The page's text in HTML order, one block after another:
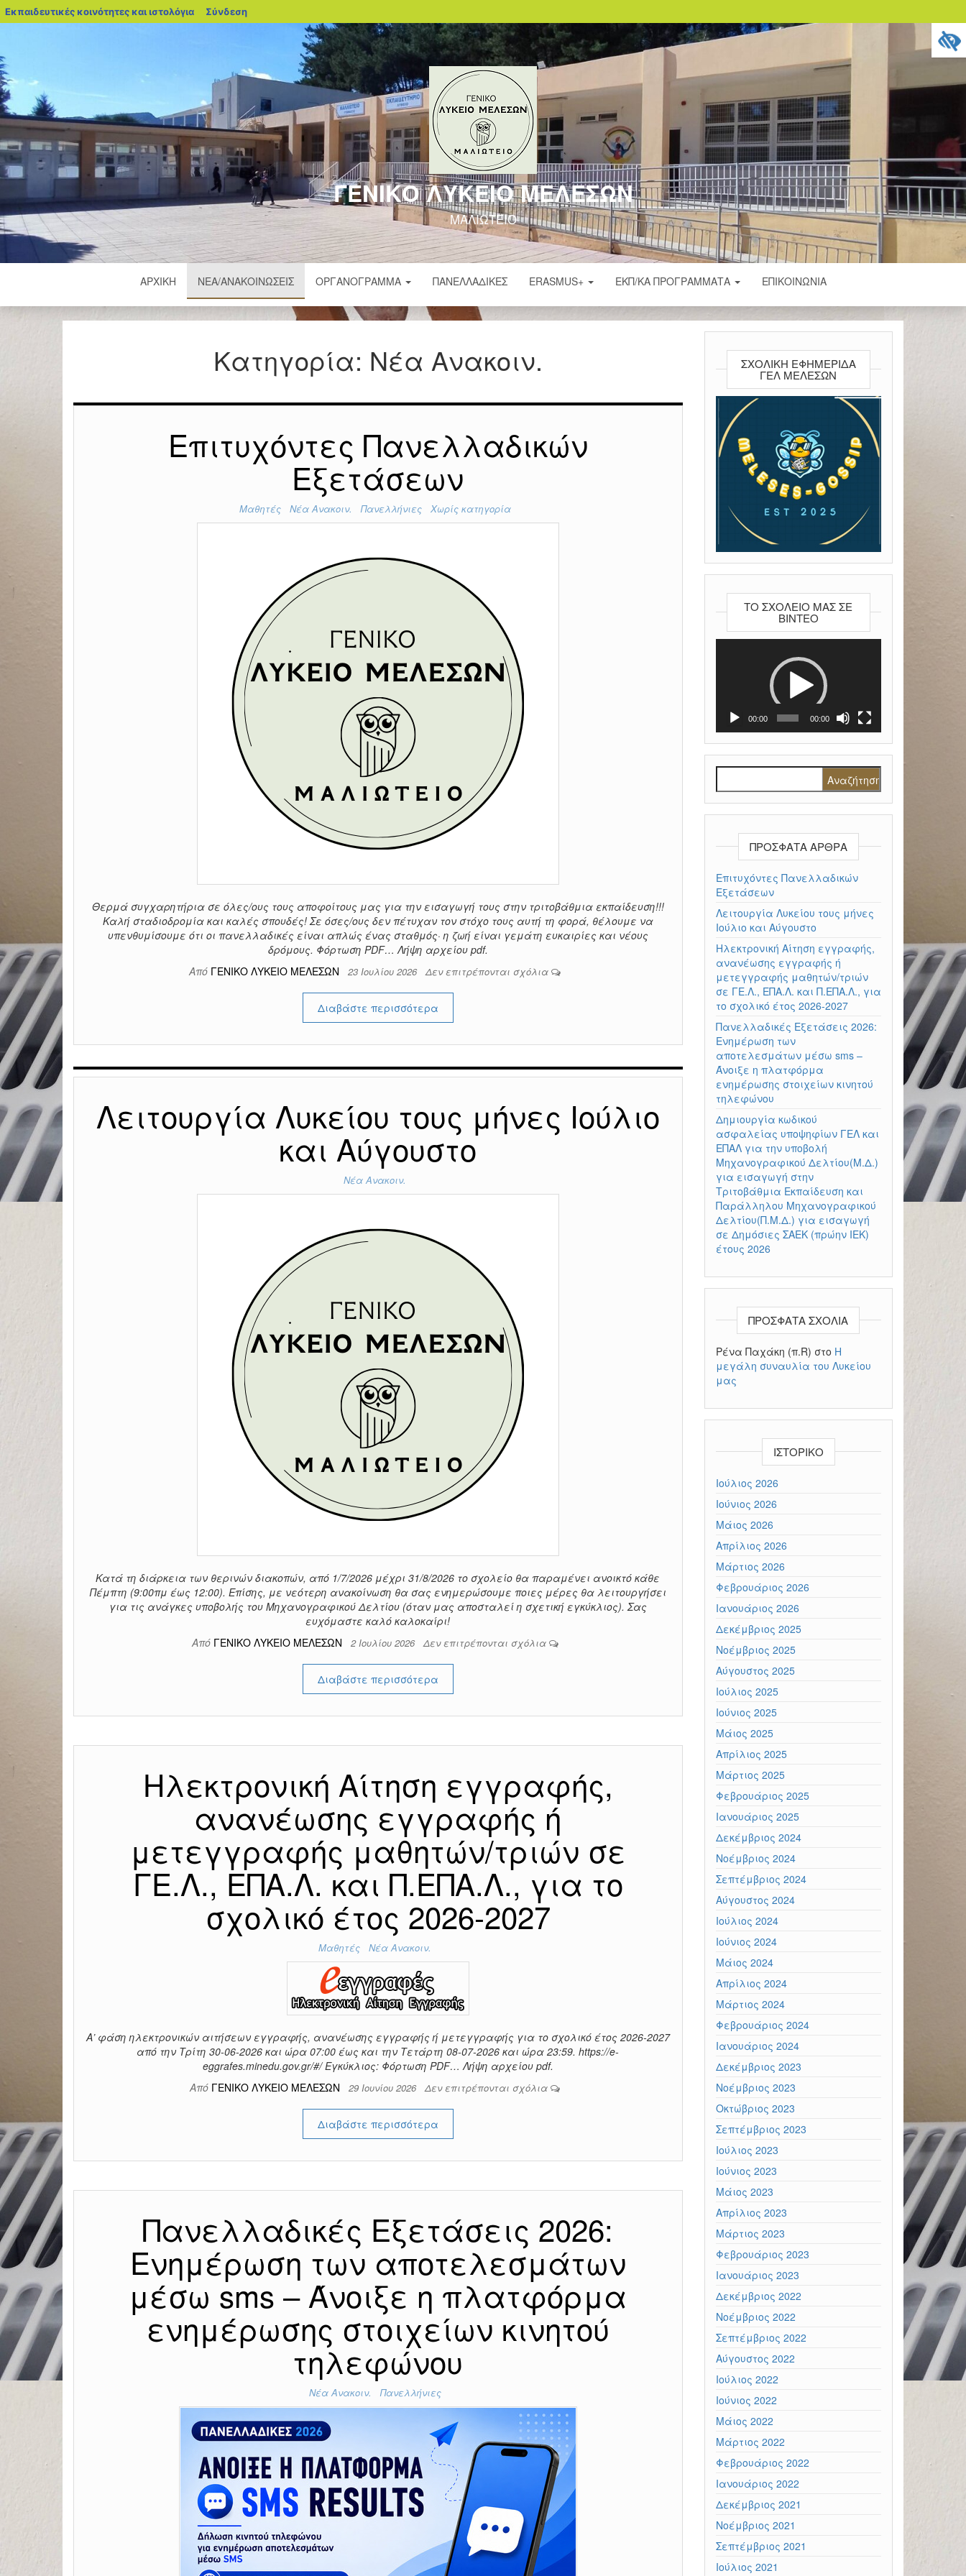
Εκπαιδευτικές κοινότητες και ιστολόγια blogs.sch.gr
Σύνδεση
ΓΕΝΙΚΟ ΛΥΚΕΙΟ ΜΕΛΕΣΩΝ
ΜΑΛΙΩΤΕΙΟ
ΑΡΧΙΚΉ ΝΈΑ/ΑΝΑΚΟΙΝΏΣΕΙΣ ΟΡΓΑΝΌΓΡΑΜΜΑ ΠΑΝΕΛΛΑΔΙΚΈΣ ERASMUS+ ΕΚΠ/ΚΑ ΠΡΟΓΡΑΜΜΑΤΑ ΕΠΙΚΟΙΝΩΝΊΑ
Κατηγορία: Νέα Ανακοιν.
Επιτυχόντες Πανελλαδικών
Εξετάσεων
Μαθητές Νέα Ανακοιν. Πανελλήνιες Χωρίς κατηγορία
Θερμά συγχαρητήρια σε όλες/ους τους αποφοίτους μας για την εισαγωγή τους στην τριτοβάθμια εκπαίδευση!!!
Καλή σταδιοδρομία και καλές σπουδές! Σε όσες/ους δεν πέτυχαν τον στόχο τους αυτή τη φορά, θέλουμε να
υπενθυμίσουμε ότι οι πανελλαδικές είναι απλώς ένας σταθμός· η ζωή είναι γεμάτη ευκαιρίες και νέους
δρόμους. Φόρτωση PDF… Λήψη αρχείου pdf.
Από ΓΕΝΙΚΟ ΛΥΚΕΙΟ ΜΕΛΕΣΩΝ 23 Ιουλίου 2026 Δεν επιτρέπονται σχόλια
Διαβάστε περισσότερα
Λειτουργία Λυκείου τους μήνες Ιούλιο
και Αύγουστο
Νέα Ανακοιν.
Κατά τη διάρκεια των θερινών διακοπών, από 1/7/2026 μέχρι 31/8/2026 το σχολείο θα παραμένει ανοικτό κάθε
Πέμπτη (9:00πμ έως 12:00). Επίσης, με νεότερη ανακοίνωση θα σας ενημερώσουμε ποιες μέρες θα λειτουργήσει
για τις ανάγκες υποβολής του Μηχανογραφικού Δελτίου (όταν μας αποσταλεί η σχετική εγκύκλιος). Σας
ευχόμαστε καλό καλοκαίρι!
Από ΓΕΝΙΚΟ ΛΥΚΕΙΟ ΜΕΛΕΣΩΝ 2 Ιουλίου 2026 Δεν επιτρέπονται σχόλια
Διαβάστε περισσότερα
Ηλεκτρονική Αίτηση εγγραφής,
ανανέωσης εγγραφής ή
μετεγγραφής μαθητών/τριών σε
ΓΕ.Λ., ΕΠΑ.Λ. και Π.ΕΠΑ.Λ., για το
σχολικό έτος 2026-2027
Μαθητές Νέα Ανακοιν.
Α’ φάση ηλεκτρονικών αιτήσεων εγγραφής, ανανέωσης εγγραφής ή μετεγγραφής για το σχολικό έτος 2026-2027
από την Τρίτη 30-06-2026 και ώρα 07:00 έως και την Τετάρτη 08-07-2026 και ώρα 23:59. https://e-
eggrafes.minedu.gov.gr/#/ Εγκύκλιος: Φόρτωση PDF… Λήψη αρχείου pdf.
Από ΓΕΝΙΚΟ ΛΥΚΕΙΟ ΜΕΛΕΣΩΝ 29 Ιουνίου 2026 Δεν επιτρέπονται σχόλια
Διαβάστε περισσότερα
Πανελλαδικές Εξετάσεις 2026:
Ενημέρωση των αποτελεσμάτων
μέσω sms – Άνοιξε η πλατφόρμα
ενημέρωσης στοιχείων κινητού
τηλεφώνου
Νέα Ανακοιν. Πανελλήνιες
ΣΧΟΛΙΚΉ ΕΦΗΜΕΡΊΔΑ
ΓΕΛ ΜΕΛΕΣΩΝ
ΤΟ ΣΧΟΛΕΊΟ ΜΑΣ ΣΕ
ΒΊΝΤΕΟ
Αναπαραγωγής
00:00 00:00
Αναζήτηση για:
ΠΡΌΣΦΑΤΑ ΆΡΘΡΑ
Επιτυχόντες Πανελλαδικών
Εξετάσεων
Λειτουργία Λυκείου τους μήνες
Ιούλιο και Αύγουστο
Ηλεκτρονική Αίτηση εγγραφής,
ανανέωσης εγγραφής ή
μετεγγραφής μαθητών/τριών
σε ΓΕ.Λ., ΕΠΑ.Λ. και Π.ΕΠΑ.Λ., για
το σχολικό έτος 2026-2027
Πανελλαδικές Εξετάσεις 2026:
Ενημέρωση των
αποτελεσμάτων μέσω sms –
Άνοιξε η πλατφόρμα
ενημέρωσης στοιχείων κινητού
τηλεφώνου
Δημιουργία κωδικού
ασφαλείας υποψηφίων ΓΕΛ και
ΕΠΑΛ για την υποβολή
Μηχανογραφικού Δελτίου(Μ.Δ.)
για εισαγωγή στην
Τριτοβάθμια Εκπαίδευση και
Παράλληλου Μηχανογραφικού
Δελτίου(Π.Μ.Δ.) για εισαγωγή
σε Δημόσιες ΣΑΕΚ (πρώην ΙΕΚ)
έτους 2026
ΠΡΌΣΦΑΤΑ ΣΧΌΛΙΑ
Ρένα Παχάκη (π.R) στο Η
μεγάλη συναυλία του Λυκείου
μας
ΙΣΤΟΡΙΚΌ
Ιούλιος 2026
Ιούνιος 2026
Μάιος 2026
Απρίλιος 2026
Μάρτιος 2026
Φεβρουάριος 2026
Ιανουάριος 2026
Δεκέμβριος 2025
Νοέμβριος 2025
Αύγουστος 2025
Ιούλιος 2025
Ιούνιος 2025
Μάιος 2025
Απρίλιος 2025
Μάρτιος 2025
Φεβρουάριος 2025
Ιανουάριος 2025
Δεκέμβριος 2024
Νοέμβριος 2024
Σεπτέμβριος 2024
Αύγουστος 2024
Ιούλιος 2024
Ιούνιος 2024
Μάιος 2024
Απρίλιος 2024
Μάρτιος 2024
Φεβρουάριος 2024
Ιανουάριος 2024
Δεκέμβριος 2023
Νοέμβριος 2023
Οκτώβριος 2023
Σεπτέμβριος 2023
Ιούλιος 2023
Ιούνιος 2023
Μάιος 2023
Απρίλιος 2023
Μάρτιος 2023
Φεβρουάριος 2023
Ιανουάριος 2023
Δεκέμβριος 2022
Νοέμβριος 2022
Σεπτέμβριος 2022
Αύγουστος 2022
Ιούλιος 2022
Ιούνιος 2022
Μάιος 2022
Μάρτιος 2022
Φεβρουάριος 2022
Ιανουάριος 2022
Δεκέμβριος 2021
Νοέμβριος 2021
Σεπτέμβριος 2021
Ιούλιος 2021